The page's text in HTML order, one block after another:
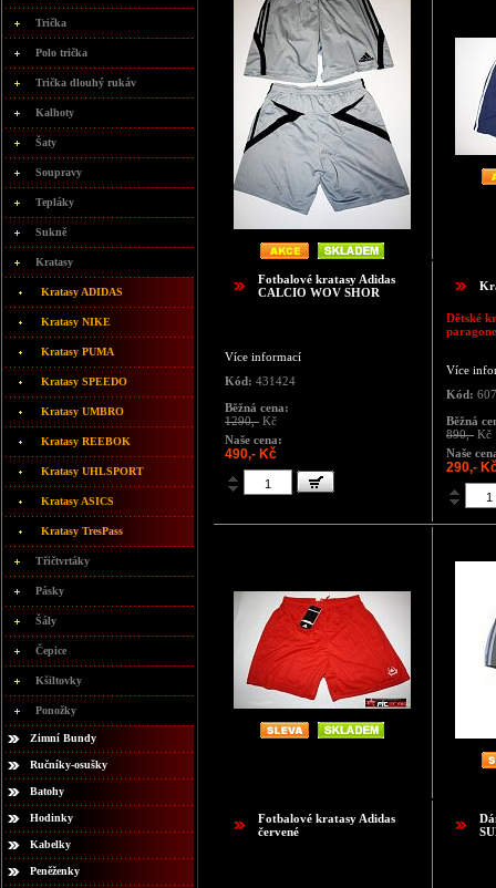
Trička
Polo trička
Trička dlouhý rukáv
Kalhoty
Šaty
Soupravy
Tepláky
Sukně
Kratasy
Kratasy ADIDAS
Kratasy NIKE
Kratasy PUMA
Kratasy SPEEDO
Kratasy UMBRO
Kratasy REEBOK
Kratasy UHLSPORT
Kratasy ASICS
Kratasy TresPass
Třičtvrtáky
Pásky
Šály
Čepice
Kšiltovky
Ponožky
Zimní Bundy
Ručníky-osušky
Batohy
Hodinky
Kabelky
Peněženky
Fotbalové kratasy Adidas
CALCIO WOV SHOR
Více informací
Kód: 431424
Běžná cena:
1290,- Kč
Naše cena:
490,- Kč
Dětské
Více
Kód:
Běžná
890,- Kč
Naše
290,-
Fotbalové kratasy Adidas
červené